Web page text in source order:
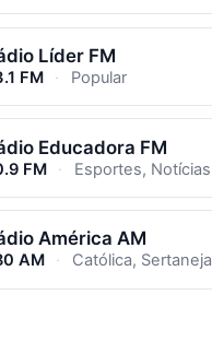
Líder FM
FM · Popular
Educadora FM
FM · Esportes, Notícias
América AM
AM · Católica, Sertaneja